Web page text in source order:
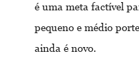
é uma meta factível
pequeno e médio
ainda é novo.